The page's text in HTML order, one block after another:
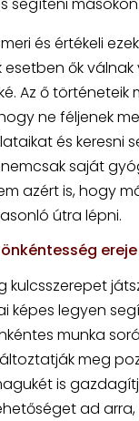
és értékeli
esetben ők válnak
Az ő történeteik
ne féljenek
és keresni
nemcsak saját
azért is, hogy
útra lépni.
önkéntesség
kulcsszerepet
képes legyen
munka
meg
is
ad